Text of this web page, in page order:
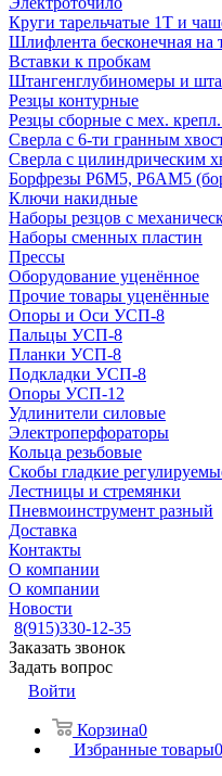
Круги тарельчатые 1Т и
Шлифлента бесконечная на
Вставки к пробкам
Штангенглубиномеры и
Резцы контурные
Резцы сборные с мех.
Сверла с 6-ти гранным
Сверла с цилиндрическим
Борфрезы Р6М5, Р6АМ5
Ключи накидные
Наборы резцов с
Наборы сменных пластин
Прессы
Оборудование уценённое
Прочие товары уценённые
Опоры и Оси УСП-8
Пальцы УСП-8
Планки УСП-8
Подкладки УСП-8
Опоры УСП-12
Удлинители силовые
Электроперфораторы
Кольца резьбовые
Скобы гладкие
Лестницы и стремянки
Пневмоинструмент разный
Доставка
Контакты
О компании
О компании
Новости
8(915)330-12-35
Заказать звонок
Задать вопрос
Войти
Корзина0
Избранные товары0